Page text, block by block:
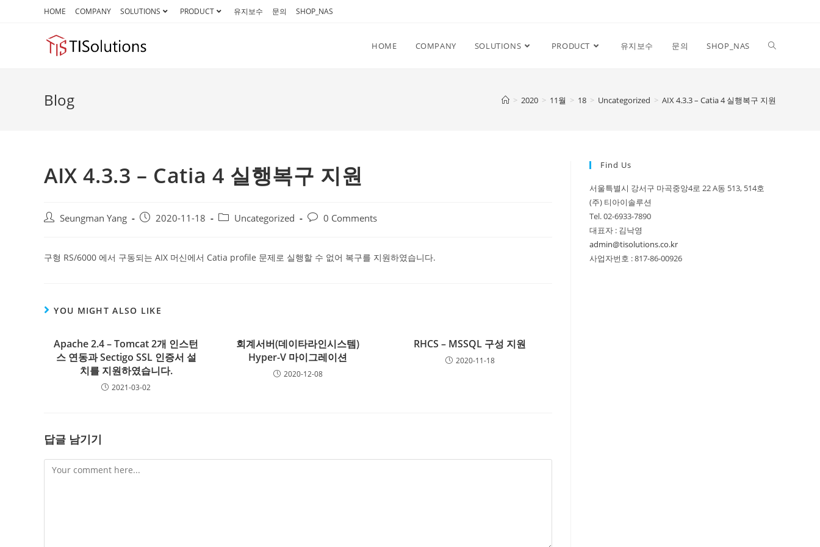
HOME COMPANY SOLUTIONS PRODUCT 유지보수 문의 SHOP_NAS
HOME COMPANY SOLUTIONS PRODUCT 유지보수 문의 SHOP_NAS
Blog > 2020 > 11월 > 18 > Uncategorized > AIX 4.3.3 – Catia 4 실행복구 지원
AIX 4.3.3 – Catia 4 실행복구 지원
PostSeungman Yang
Post 2020-11-18
Post Uncategorized
Post0 Comments
구형 RS/6000 에서 구동되는 AIX 머신에서 Catia profile 문제로 실행할 수 없어 복구를 지원하였습니다.
YOU MIGHT ALSO LIKE
Apache 2.4 – Tomcat 2개 인스턴
스 연동과 Sectigo SSL 인증서 설
치를 지원하였습니다.
2021-03-02
회계서버(데이타라인시스템)
Hyper-V 마이그레이션
2020-12-08
RHCS – MSSQL 구성 지원
2020-11-18
답글 남기기
Comment
Find Us
서울특별시 강서구 마곡중앙4로 22 A동 513, 514호
(주) 티아이솔루션
Tel. 02-6933-7890
대표자 : 김낙영
admin@tisolutions.co.kr
사업자번호 : 817-86-00926